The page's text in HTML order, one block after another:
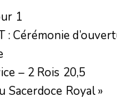
1
: Cérémonie
– 2 Rois 20,5
Sacerdoce Royal »